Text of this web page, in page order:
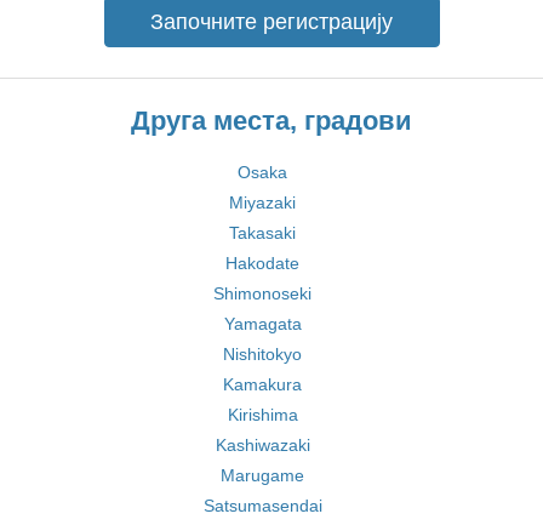
Започните регистрацију
Друга места, градови
Osaka
Miyazaki
Takasaki
Hakodate
Shimonoseki
Yamagata
Nishitokyo
Kamakura
Kirishima
Kashiwazaki
Marugame
Satsumasendai